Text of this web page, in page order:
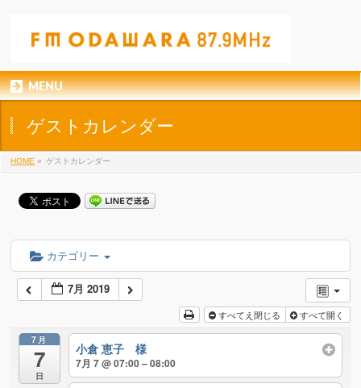
MENU
ゲストカレンダー
HOME » ゲストカレンダー
カテゴリー
7月 2019
すべてえ閉じる すべて開く
7月
7
日
小倉 恵子 様
7月 7 @ 07:00 – 08:00